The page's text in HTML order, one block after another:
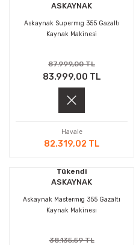
ASKAYNAK
Askaynak Supermıg 355 Gazaltı
Kaynak Makinesi
87.999,00 TL
83.999,00 TL
Havale
82.319,02 TL
Tükendi
ASKAYNAK
Askaynak Mastermıg 355 Gazaltı
Kaynak Makinesı
38.135,59 TL